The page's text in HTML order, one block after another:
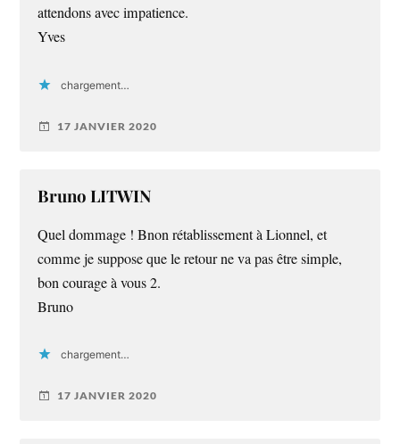
attendons avec impatience.
Yves
chargement…
17 JANVIER 2020
Bruno LITWIN
Quel dommage ! Bnon rétablissement à Lionnel, et
comme je suppose que le retour ne va pas être simple,
bon courage à vous 2.
Bruno
chargement…
17 JANVIER 2020